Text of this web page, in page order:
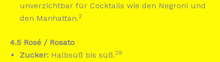
unverzichtbar für Cocktails wie den Negroni und
den Manhattan.2
4.5 Rosé / Rosato
Zucker: Halbsüß bis süß.29